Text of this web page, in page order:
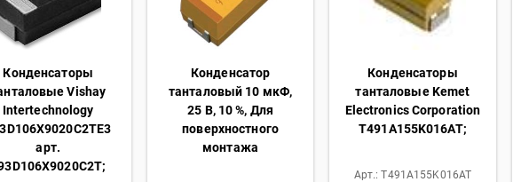
Конденсаторы
Vishay
Intertechnology
арт.
Конденсатор
танталовый 10 мкФ,
25 В, 10 %, Для
поверхностного
монтажа
Конденсаторы
танталовые Kemet
Electronics Corporation
T491A155K016AT;
Арт.:T491A155K016AT